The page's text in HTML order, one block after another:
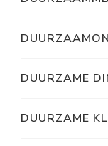
DUURZAME
DUURZAME